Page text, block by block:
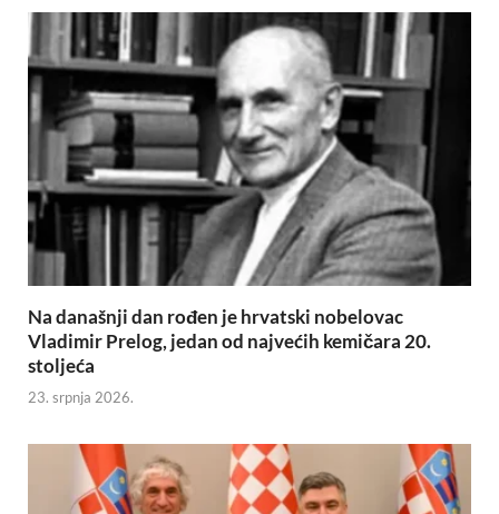
Na današnji dan rođen je hrvatski nobelovac
Vladimir Prelog, jedan od najvećih kemičara 20.
stoljeća
23. srpnja 2026.